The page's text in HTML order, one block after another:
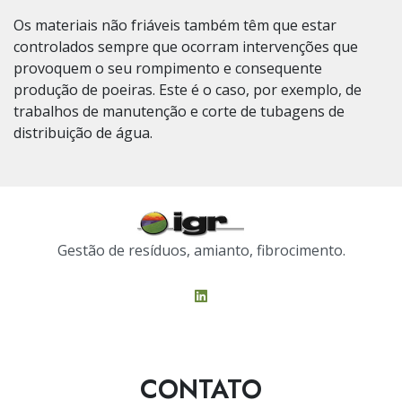
Os materiais não friáveis também têm que estar
controlados sempre que ocorram intervenções que
provoquem o seu rompimento e consequente
produção de poeiras. Este é o caso, por exemplo, de
trabalhos de manutenção e corte de tubagens de
distribuição de água.
Gestão de resíduos, amianto, fibrocimento.
CONTATO